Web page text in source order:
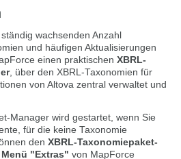
wachsenden Anzahl
und häufigen Aktualisierungen
einen praktischen XBRL-
, über den XBRL-Taxonomien für
von Altova zentral verwaltet und
Manager wird gestartet, wenn Sie
für die keine Taxonomie
den XBRL-Taxonomiepaket-
"Extras" von MapForce